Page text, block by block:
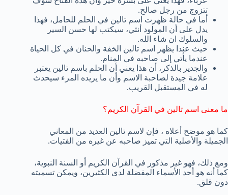
تتزوج من رجل صالح.
أما في حالة ظهرت اسم تالين في الحلم للحامل، فهذا
يدل على أن المولود أنثي، سيكتب لها حسن السير
والسلوك ان شاء الله.
حيث عندا يظهر اسم تالين الخفة والحنان في كل الحياة
عندما يأتي إلى صاحبه في المنام.
والجدير بالذكر، أن هذا يعني أن الحلم باسم تالين يعتبر
علامة جيدة لصاحبة الاسم وأن ما يريده المرء سيحدث
له في المستقبل القريب.
ما معنى اسم تالين في القرآن الكريم؟
كما هو موضح أعلاه ، فإن لاسم تالين العديد من المعاني
الجميلة والأصلية التي تميز صاحبه عن غيره من الفتيات.
ومع ذلك، فهو غير مذكور في القرآن الكريم أو السنة النبوية،
كما أنه هو أحد الأسماء المفضلة لدى الكثيرين، ويمكن تسميته
دون قلق.